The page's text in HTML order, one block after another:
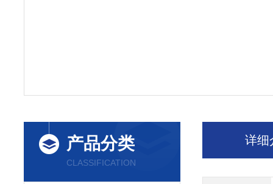
产品分类
CLASSIFICATION
详细